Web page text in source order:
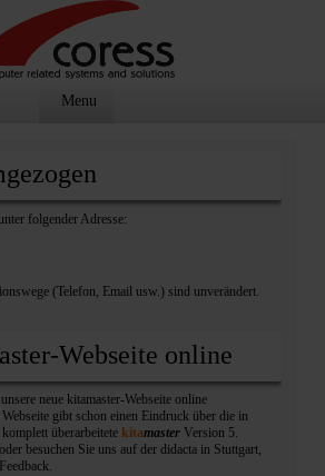
Menu
folgender Adresse:
(Telefon, Email usw.) sind unverändert.
Webseite online
neue kitamaster-Webseite online
gibt schon einen Eindruck über die in
überarbeitete kitamaster Version 5.
besuchen Sie uns auf der didacta in Stuttgart,